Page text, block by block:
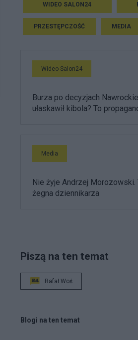
WIDEO SALON24
PRZESTĘPCZOŚĆ MEDIA
Wideo Salon24
Burza po decyzjach
ułaskawił kibola? To
Media
Nie żyje Andrzej Morozowski.
żegna dziennikarza
Piszą na ten temat
Rafał Woś
Blogi na ten temat